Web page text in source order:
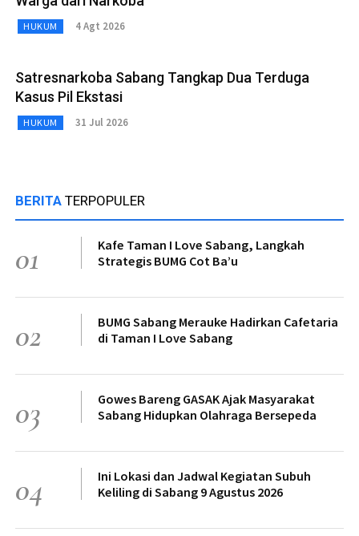
HUKUM 4 Agt 2026
Satresnarkoba Sabang Tangkap Dua Terduga
Kasus Pil Ekstasi
HUKUM 31 Jul 2026
BERITA TERPOPULER
01
Kafe Taman I Love Sabang, Langkah
Strategis BUMG Cot Ba’u
02
BUMG Sabang Merauke Hadirkan Cafetaria
di Taman I Love Sabang
03
Gowes Bareng GASAK Ajak Masyarakat
Sabang Hidupkan Olahraga Bersepeda
04
Ini Lokasi dan Jadwal Kegiatan Subuh
Keliling di Sabang 9 Agustus 2026